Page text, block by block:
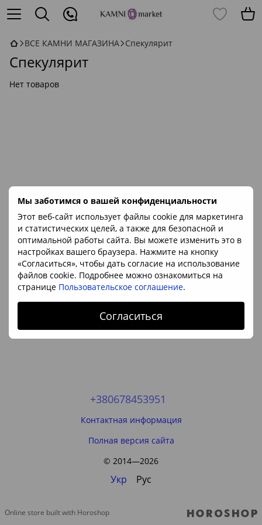
Мы заботимся о вашей конфиденциальности
Этот веб-сайт использует файлы cookie для маркетинга
и статистических целей, а также для безопасной и
оптимальной работы сайта. Вы можете изменить это в
настройках вашего браузера. Нажмите на кнопку
«Согласиться», чтобы дать согласие на использование
файлов cookie. Подробнее можно ознакомиться на
странице Пользовательское соглашение.
Согласиться
ВСЕ КАМНИ МАГАЗИНА Спекулярит
Спекулярит
Нет товаров
+380678453951
Контактная информация
Полная версия сайта
© 2014—2026
Укр Рус
Online store built with Horoshop